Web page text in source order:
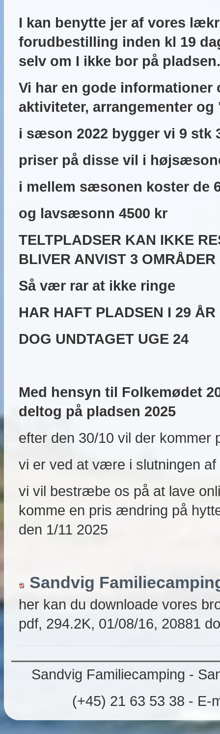
I kan benytte jer af vores
forudbestilling inden kl 19
selv om I ikke bor på pladsen.
Vi har en gode
aktiviteter, arrangementer
i sæson 2022 bygger vi 9 stk
priser på disse vil i
i mellem sæsonen koster de
og lavsæsonn 4500 kr
TELTPLADSER KAN IKKE
BLIVER ANVIST 3
Så vær rar at ikke ringe
HAR HAFT PLADSEN I 29
DOG UNDTAGET UGE 24
Med hensyn til Folkemødet
deltog på pladsen 2025
efter den 30/10 vil der kommer
vi er ved at være i slutningen
vi vil bestræbe os på at lave
komme en pris ændring på
den 1/11 2025
Sandvig
her kan du downloade vores
pdf, 294.2K, 01/08/16, 20881
Sandvig Familiecamping -
(+45) 21 63 53 38 - E-